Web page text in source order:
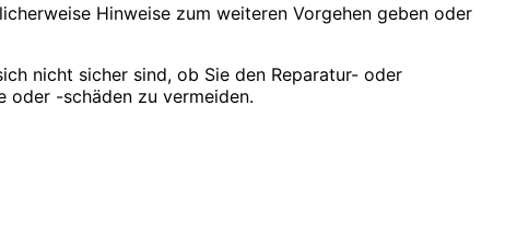
Hinweise zum weiteren Vorgehen geben oder
nicht sicher sind, ob Sie den Reparatur- oder
oder -schäden zu vermeiden.